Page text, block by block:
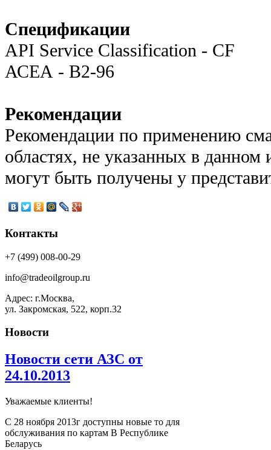
Спецификации
API Service Classification - CF
АСЕА - В2-96
Рекомендации
Рекомендации по применению
областях, не указанных в
могут быть получены у
Контакты
+7 (499) 008-00-29
info@tradeoilgroup.ru
Адрес: г.Москва,
ул. Закромская, 522, корп.32
Новости
Новости сети АЗС от
24.10.2013
Уважаемые клиенты!
С 28 ноября 2013г доступны новые то для
обслуживания по картам В Республике
Беларусь